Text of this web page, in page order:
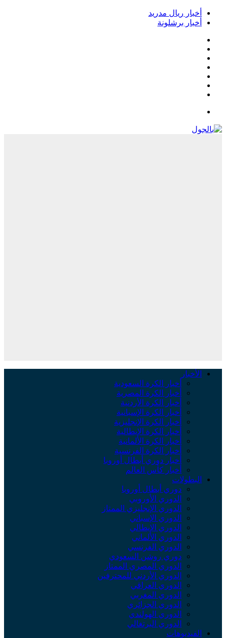
أخبار ريال مدريد
أخبار برشلونة
الأخبار
أخبار الكرة السعودية
أخبار الكرة المصرية
أخبار الكرة الأردنية
أخبار الكرة الإسبانية
أخبار الكرة الإنجليزية
أخبار الكرة الإيطالية
أخبار الكرة الألمانية
أخبار الكرة الفرنسية
أخبار دوري أبطال أوروبا
أخبار كأس العالم
البطولات
دوري أبطال أوروبا
الدوري الأوروبي
الدوري الإنجليزي الممتاز
الدوري الإسباني
الدوري الإيطالي
الدوري الألماني
الدوري الفرنسي
دوري روشن السعودي
الدوري المصري الممتاز
الدوري الأردني للمحترفين
الدوري العراقي
الدوري المغربي
الدوري الجزائري
الدوري الهولندي
الدوري البرتغالي
الفيديوهات